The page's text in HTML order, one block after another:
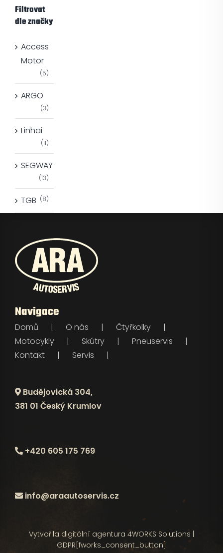
Filtrovat
dle značky
Access
Motor
(5)
ARGO
(3)
Linhai
(11)
SEGWAY
(13)
TGB (8)
Navigace
Domů O nás
Čtyřkolky
Motocykly
Skútry
Pneuservis
Kontakt
Servis
Budějovická 304,
381 01 Český Krumlov
+420 605 175 769
info@araautoservis.cz
Vytvořila digitální agentura 4WORKS Solutions |
GDPR [fworks_consent_button]